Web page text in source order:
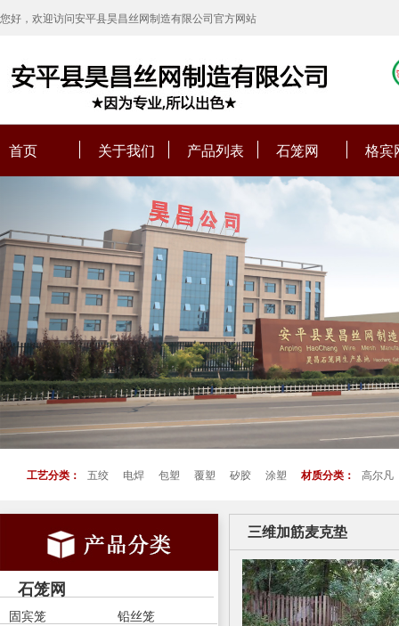
您好，欢迎访问安平县昊昌丝网制造有限公司官方网站
首页 关于我们 产品列表 石笼网 格宾
Previous
工艺分类： 五绞 电焊 包塑 覆塑 矽胶 涂塑 材质分类： 高尔凡
石笼网
固宾笼
铅丝笼
三维加筋麦克垫